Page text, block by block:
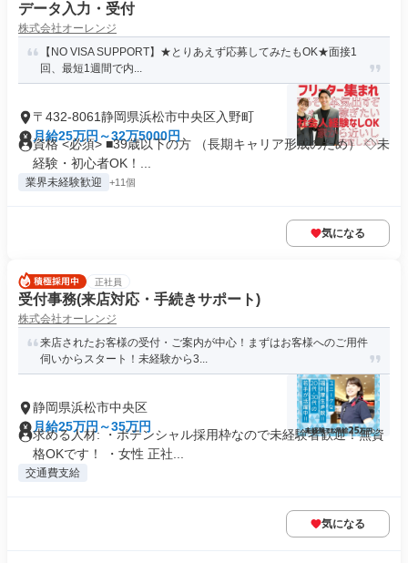
データ入力・受付
株式会社オーレンジ
【NO VISA SUPPORT】★とりあえず応募してみたもOK★面接1
回、最短1週間で内...
〒432-8061静岡県浜松市中央区入野町
月給25万円～32万5000円
資格 <必須> ■39歳以下の方 （長期キャリア形成のため） ◇未
経験・初心者OK！...
業界未経験歓迎 +11個
気になる
正社員
受付事務(来店対応・手続きサポート)
株式会社オーレンジ
来店されたお客様の受付・ご案内が中心！まずはお客様へのご用件
伺いからスタート！未経験から3...
静岡県浜松市中央区
月給25万円～35万円
求める人材: ・ポテンシャル採用枠なので未経験者歓迎！無資
格OKです！ ・女性 正社...
交通費支給
気になる